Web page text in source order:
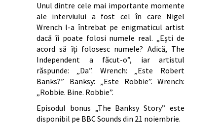
Unul dintre cele mai importante momente
ale interviului a fost cel în care Nigel
Wrench l-a întrebat pe enigmaticul artist
dacă îi poate folosi numele real. „Ești de
acord să îți folosesc numele? Adică, The
Independent a făcut-o”, iar artistul
răspunde: „Da”. Wrench: „Este Robert
Banks?” Banksy: „Este Robbie”. Wrench:
„Robbie. Bine. Robbie”.
Episodul bonus „The Banksy Story” este
disponibil pe BBC Sounds din 21 noiembrie.